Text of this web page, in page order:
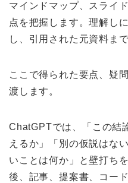
マインドマップ、スライ
点を把握します。理解し
し、引用された元資料ま
ここで得られた要点、疑
渡します。
ChatGPTでは、「この結
えるか」「別の仮説はな
いことは何か」と壁打ち
後、記事、提案書、コー